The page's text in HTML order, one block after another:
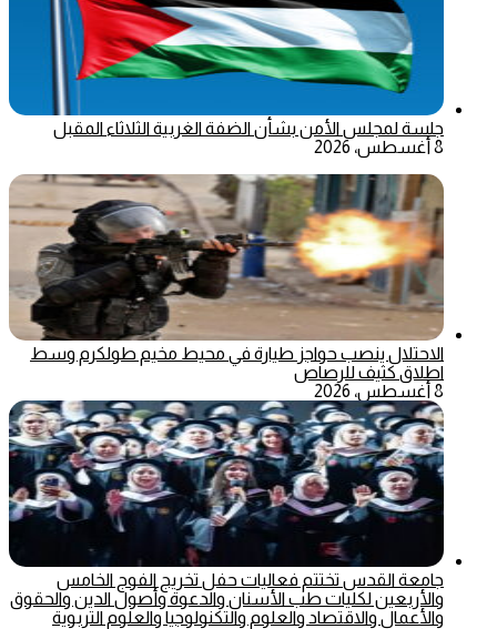
جلسة لمجلس الأمن بشأن الضفة الغربية الثلاثاء المقبل
8 أغسطس، 2026
الاحتلال ينصب حواجز طيارة في محيط مخيم طولكرم وسط
اطلاق كثيف للرصاص
8 أغسطس، 2026
جامعة القدس تختتم فعاليات حفل تخريج الفوج الخامس
والأربعين لكليات طب الأسنان والدعوة وأصول الدين والحقوق
والأعمال والاقتصاد والعلوم والتكنولوجيا والعلوم التربوية